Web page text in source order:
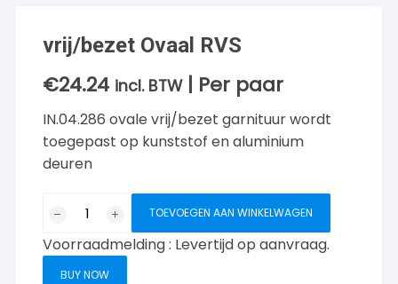
vrij/bezet Ovaal RVS
€24.24 incl. BTW | Per paar
IN.04.286 ovale vrij/bezet garnituur wordt
toegepast op kunststof en aluminium
deuren
RVS
aantal
TOEVOEGEN AAN WINKELWAGEN
Voorraadmelding : Levertijd op aanvraag.
BUY NOW